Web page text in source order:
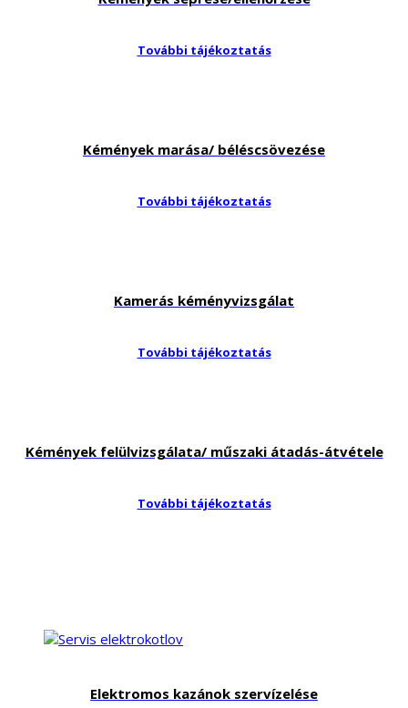
További tájékoztatás
Kémények marása/ béléscsövezése
További tájékoztatás
Kamerás kéményvizsgálat
További tájékoztatás
Kémények felülvizsgálata/ műszaki átadás-átvétele
További tájékoztatás
Elektromos kazánok szervízelése